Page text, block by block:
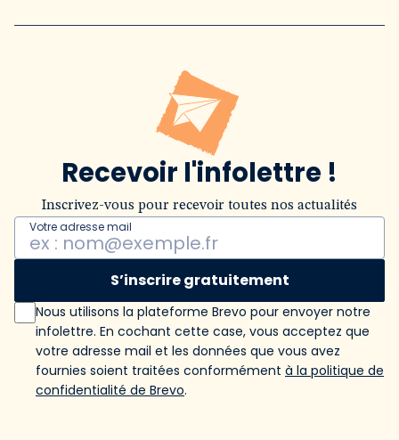
Recevoir l'infolettre !
Inscrivez-vous pour recevoir toutes nos actualités
Votre adresse mail
S’inscrire gratuitement
Nous utilisons la plateforme Brevo pour envoyer notre
infolettre. En cochant cette case, vous acceptez que
votre adresse mail et les données que vous avez
fournies soient traitées conformément à la politique de
confidentialité de Brevo.